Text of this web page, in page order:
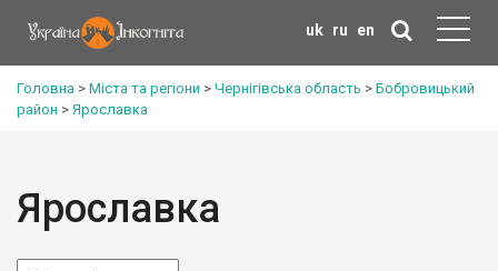
uk ru en
Головна > Міста та регіони > Чернігівська область > Бобровицький
район > Ярославка
Ярославка